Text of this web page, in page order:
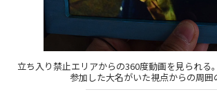
立ち入り禁止エリアからの360度動画を見られる
参加した大名がいた視点からの周囲